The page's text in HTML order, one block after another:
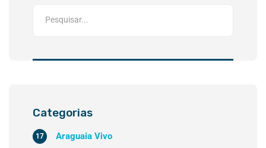
Categorias
Araguaia Vivo
17